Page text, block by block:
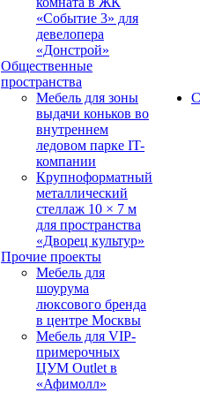
«Событие 3» для
девелопера
«Донстрой»
Общественные
пространства
Мебель для зоны
выдачи коньков во
внутреннем
ледовом парке IT-
компании
Крупноформатный
металлический
стеллаж 10 × 7 м
для пространства
«Дворец культур»
Прочие проекты
Мебель для
шоурума
люксового бренда
в центре Москвы
Мебель для VIP-
примерочных
ЦУМ Outlet в
«Афимолл»